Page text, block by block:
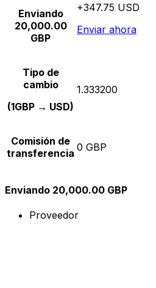
Enviando
20,000.00
GBP
+347.75 USD
Enviar ahora
Tipo de
cambio
(1GBP → USD)
1.333200
Comisión de
transferencia 0 GBP
Enviando 20,000.00 GBP
Proveedor